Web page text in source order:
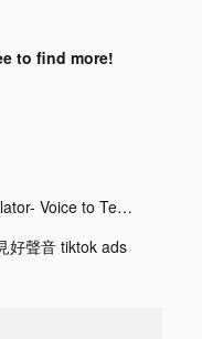
to find more!
Rec Translator- Voice to Text tiktok ads
好聲音 tiktok ads